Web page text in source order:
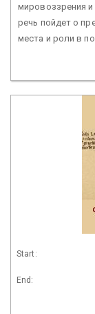
мировоззрения и
речь пойдет о
места и роли в
Start:
End: